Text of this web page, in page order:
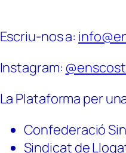
Escriu-nos a:
Instagram:
La Plataforma per
Confederació
Sindicat de